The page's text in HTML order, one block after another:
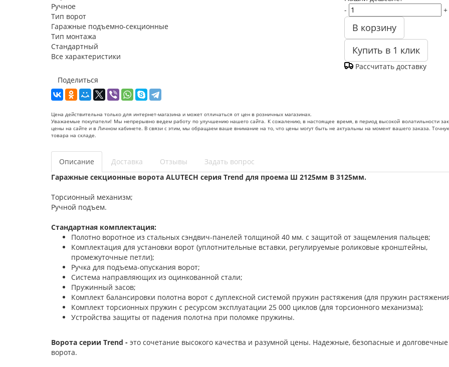
Ручное
Тип ворот
Гаражные подъемно-секционные
Тип монтажа
Стандартный
Все характеристики
-
+
В корзину
Купить в 1 клик
Рассчитать доставку
Поделиться
Цена действительна только для интернет-магазина и может отличаться от цен в розничных магазинах.
Уважаемые покупатели! Мы непрерывно ведем работу по улучшению нашего сайта. К сожалению, в настоящее время, в период высокой волатильности
цены на сайте и в Личном кабинете. В связи с этим, мы обращаем ваше внимание на то, что цены могут быть не актуальны на момент вашего заказа.
товара на складе.
Описание Доставка Отзывы
Задать вопрос
Гаражные секционные ворота ALUTECH серия Trend для проема Ш 2125мм В 3125мм.
Торсионный механизм;
Ручной подъем.
Стандартная комплектация:
Полотно воротное из стальных сэндвич-панелей толщиной 40 мм. с защитой от защемления пальцев;
Комплектация для установки ворот (уплотнительные вставки, регулируемые роликовые кронштейны,
промежуточные петли);
Ручка для подъема-опускания ворот;
Система направляющих из оцинкованной стали;
Пружинный засов;
Комплект балансировки полотна ворот с дуплексной системой пружин растяжения (для пружин
Комплект торсионных пружин с ресурсом эксплуатации 25 000 циклов (для торсионного механизма);
Устройства защиты от падения полотна при поломке пружины.
Ворота серии Trend - это сочетание высокого качества и разумной цены. Надежные, безопасные и долговечные
ворота.